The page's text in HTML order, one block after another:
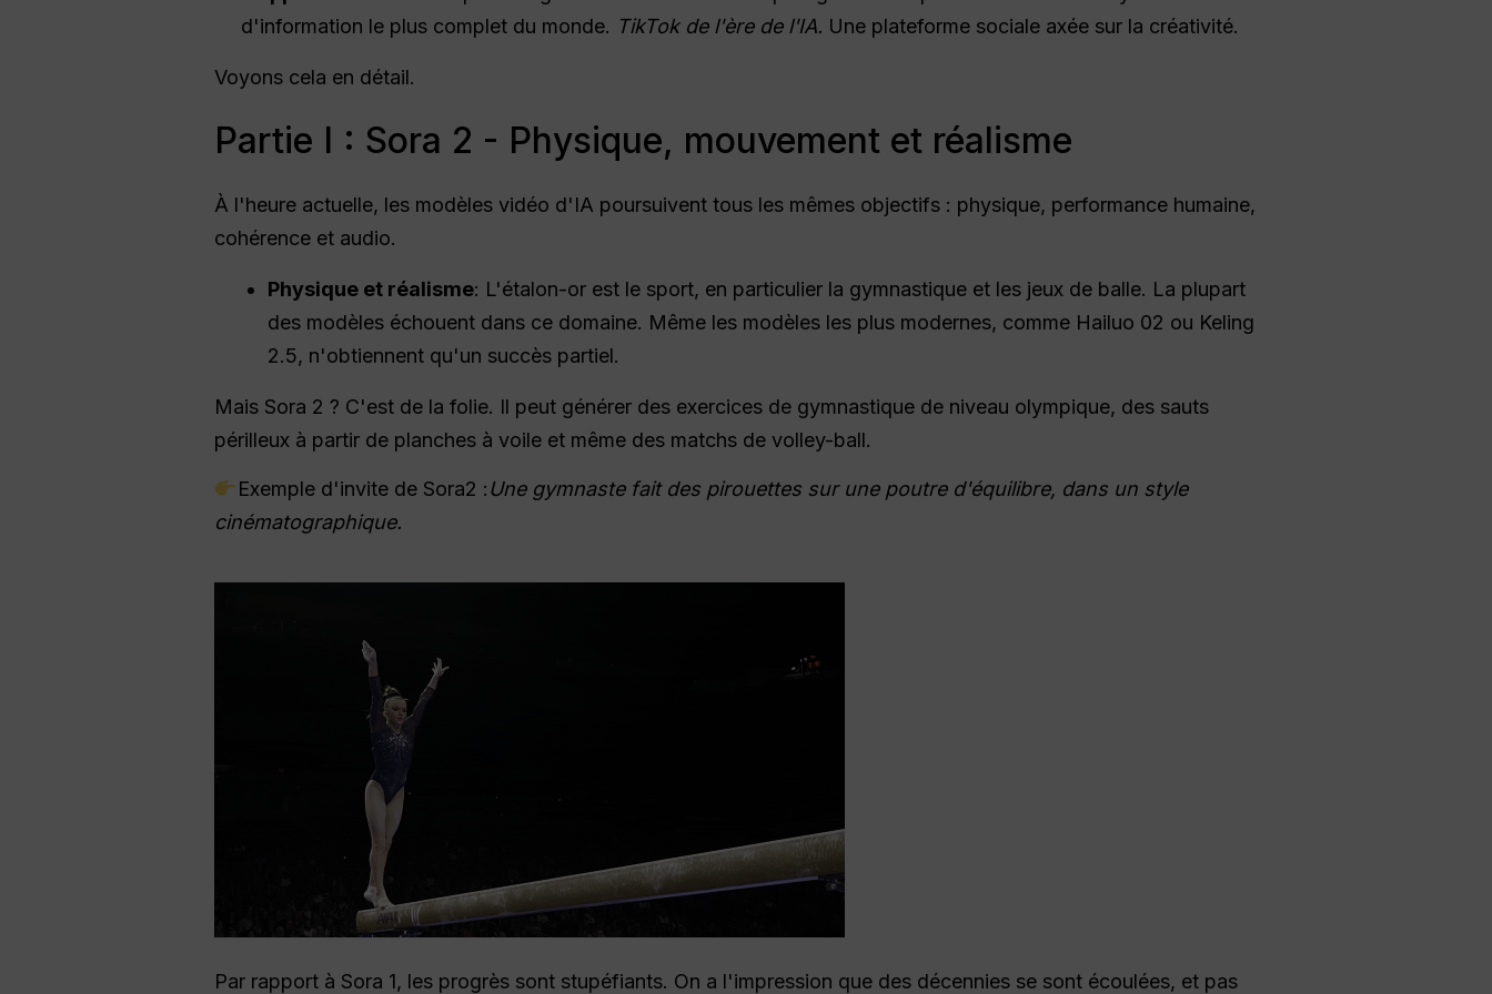
d'information le plus complet du monde. TikTok de l'ère de l'IA. Une plateforme sociale axée sur la créativité.
Voyons cela en détail.
Partie I : Sora 2 - Physique, mouvement et réalisme
À l'heure actuelle, les modèles vidéo d'IA poursuivent tous les mêmes objectifs : physique, performance humaine,
cohérence et audio.
Physique et réalisme: L'étalon-or est le sport, en particulier la gymnastique et les jeux de balle. La plupart
des modèles échouent dans ce domaine. Même les modèles les plus modernes, comme Hailuo 02 ou Keling
2.5, n'obtiennent qu'un succès partiel.
Mais Sora 2 ? C'est de la folie. Il peut générer des exercices de gymnastique de niveau olympique, des sauts
périlleux à partir de planches à voile et même des matchs de volley-ball.
Exemple d'invite de Sora2 :Une gymnaste fait des pirouettes sur une poutre d'équilibre, dans un style
cinématographique.
Par rapport à Sora 1, les progrès sont stupéfiants. On a l'impression que des décennies se sont écoulées, et pas